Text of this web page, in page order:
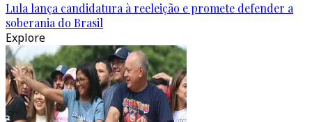
Lula lança candidatura à reeleição e promete defender a
soberania do Brasil
Explore